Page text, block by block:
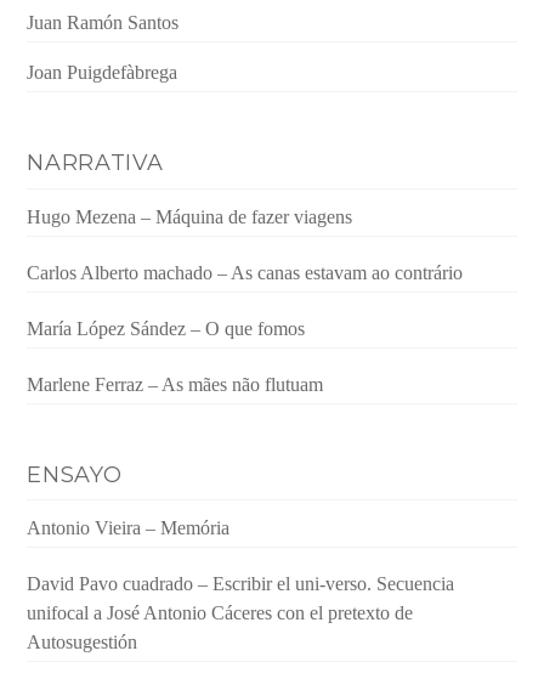
Juan Ramón Santos
Joan Puigdefàbrega
NARRATIVA
Hugo Mezena – Máquina de fazer viagens
Carlos Alberto machado – As canas estavam ao contrário
María López Sández – O que fomos
Marlene Ferraz – As mães não flutuam
ENSAYO
Antonio Vieira – Memória
David Pavo cuadrado – Escribir el uni-verso. Secuencia
unifocal a José Antonio Cáceres con el pretexto de
Autosugestión